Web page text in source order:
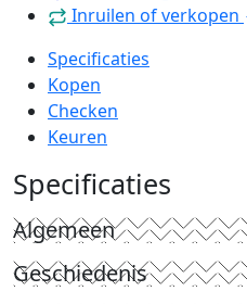
Inruilen of verkopen
Specificaties
Kopen
Checken
Keuren
Specificaties
Algemeen
Geschiedenis